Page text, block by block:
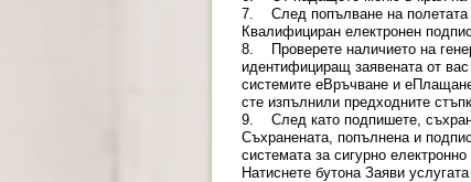
7. След попълване на полетата
Квалифициран електронен
8. Проверете наличието на
идентифициращ заявената от
системите еВръчване и
сте изпълнили предходните
9. След като подпишете,
Съхранената, попълнена и
системата за сигурно
Натиснете бутона Заяви